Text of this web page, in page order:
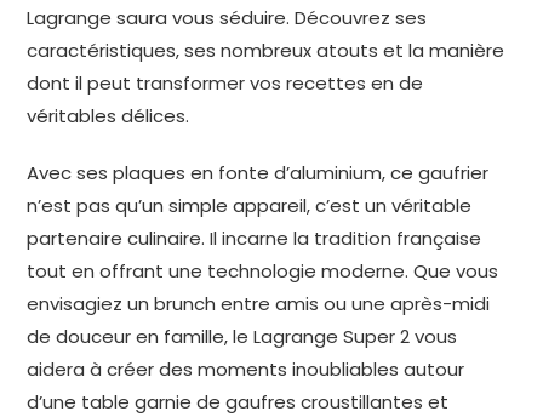
Lagrange saura vous séduire. Découvrez ses
caractéristiques, ses nombreux atouts et la manière
dont il peut transformer vos recettes en de
véritables délices.
Avec ses plaques en fonte d’aluminium, ce gaufrier
n’est pas qu’un simple appareil, c’est un véritable
partenaire culinaire. Il incarne la tradition française
tout en offrant une technologie moderne. Que vous
envisagiez un brunch entre amis ou une après-midi
de douceur en famille, le Lagrange Super 2 vous
aidera à créer des moments inoubliables autour
d’une table garnie de gaufres croustillantes et